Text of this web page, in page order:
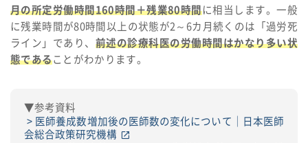
月の所定労働時間160時間＋残業80時間に相当します。一般
に残業時間が80時間以上の状態が2～6カ月続くのは「過労死
ライン」であり、 前述の診療科医の労働時間はかなり多い状
態であることがわかります。
▼参考資料
医師養成数増加後の医師数の変化について｜日本医師
会総合政策研究機構